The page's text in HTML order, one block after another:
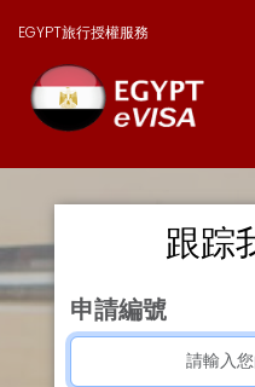
EGYPT旅行授權服務
跟踪
申請編號